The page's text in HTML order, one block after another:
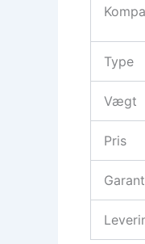
Type
Vægt
Pris